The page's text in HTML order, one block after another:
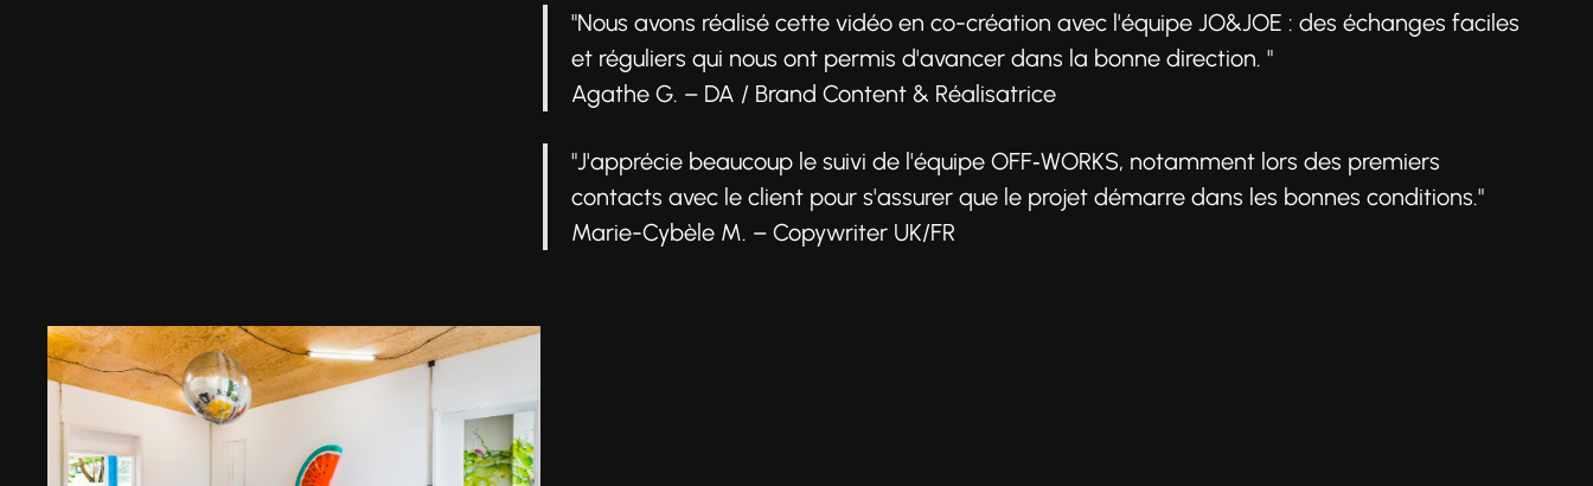
"Nous avons réalisé cette vidéo en co-création avec l'équipe JO&JOE : des échanges faciles
et réguliers qui nous ont permis d'avancer dans la bonne direction. "
Agathe G. – DA / Brand Content & Réalisatrice
"J'apprécie beaucoup le suivi de l'équipe OFF‑WORKS, notamment lors des premiers
contacts avec le client pour s'assurer que le projet démarre dans les bonnes conditions."
Marie-Cybèle M. – Copywriter UK/FR